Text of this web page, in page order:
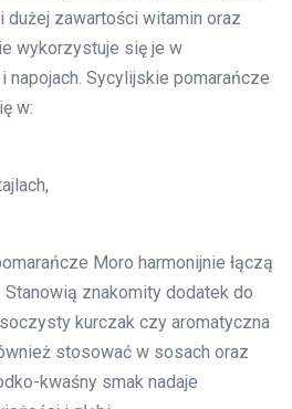
dużej zawartości witamin oraz
wykorzystuje się je w
napojach. Sycylijskie pomarańcze
w:
Moro harmonijnie łączą
Stanowią znakomity dodatek do
kurczak czy aromatyczna
stosować w sosach oraz
kwaśny smak nadaje